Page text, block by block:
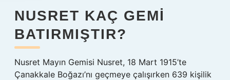
NUSRET KAÇ GEMI
BATIRMIŞTIR?
Nusret Mayın Gemisi Nusret, 18 Mart 1915’te
Çanakkale Boğazı’nı geçmeye çalışırken 639 kişilik